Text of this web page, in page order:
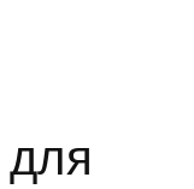
для